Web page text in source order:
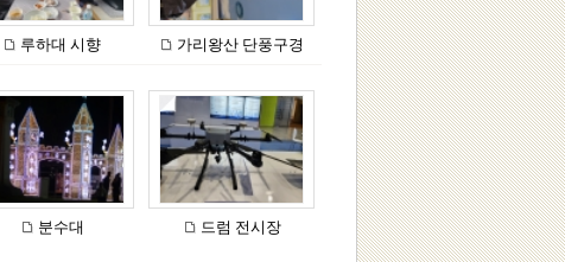
루하대 시향 가리왕산 단풍구경
분수대 드럼 전시장